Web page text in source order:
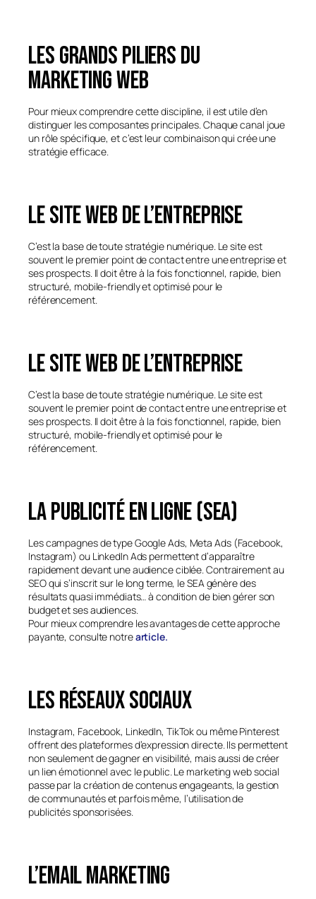
Les grands piliers du
marketing web
Pour mieux comprendre cette discipline, il est utile d’en
distinguer les composantes principales. Chaque canal joue
un rôle spécifique, et c’est leur combinaison qui crée une
stratégie efficace.
Le site web de l’entreprise
C’est la base de toute stratégie numérique. Le site est
souvent le premier point de contact entre une entreprise et
ses prospects. Il doit être à la fois fonctionnel, rapide, bien
structuré, mobile-friendly et optimisé pour le
référencement.
Le site web de l’entreprise
C’est la base de toute stratégie numérique. Le site est
souvent le premier point de contact entre une entreprise et
ses prospects. Il doit être à la fois fonctionnel, rapide, bien
structuré, mobile-friendly et optimisé pour le
référencement.
La publicité en ligne (SEA)
Les campagnes de type Google Ads, Meta Ads (Facebook,
Instagram) ou LinkedIn Ads permettent d’apparaître
rapidement devant une audience ciblée. Contrairement au
SEO qui s’inscrit sur le long terme, le SEA génère des
résultats quasi immédiats… à condition de bien gérer son
budget et ses audiences.
Pour mieux comprendre les avantages de cette approche
payante, consulte notrearticle.
Les réseaux sociaux
Instagram, Facebook, LinkedIn, TikTok ou même Pinterest
offrent des plateformes d’expression directe. Ils permettent
non seulement de gagner en visibilité, mais aussi de créer
un lien émotionnel avec le public. Le marketing web social
passe par la création de contenus engageants, la gestion
de communautés et parfois même, l’utilisation de
publicités sponsorisées.
L’email marketing